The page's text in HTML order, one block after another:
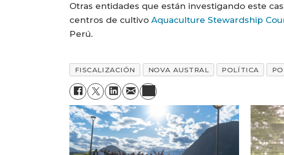
Otras entidades que están investigando este
centros de cultivoAquaculture Stewardship
Perú.
FISCALIZACIÓN NOVA AUSTRAL POLÍTICA